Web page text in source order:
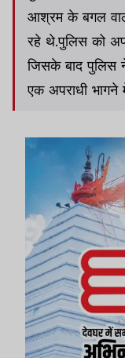
आश्रम के बगल
रहे थे.पुलिस को
जिसके बाद पुलिस
एक अपराधी